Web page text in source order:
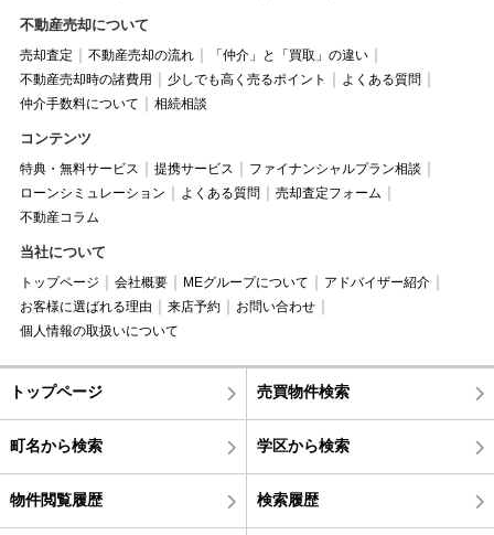
不動産売却について
売却査定 不動産売却の流れ
「仲介」と「買取」の違い
不動産売却時の諸費用
少しでも高く売るポイント
よくある質問
仲介手数料について
相続相談
コンテンツ
特典・無料サービス 提携サービス
ファイナンシャルプラン相談
ローンシミュレーション
よくある質問
売却査定フォーム
不動産コラム
当社について
トップページ 会社概要 MEグループについて
アドバイザー紹介
お客様に選ばれる理由
来店予約
お問い合わせ
個人情報の取扱いについて
トップページ 売買物件検索
町名から検索 学区から検索
物件閲覧履歴 検索履歴